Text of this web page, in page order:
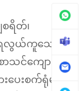
ရိတ်၊
လွယ်ကူသော
သင်ကျောင်း
ေးစက်ရုံများ